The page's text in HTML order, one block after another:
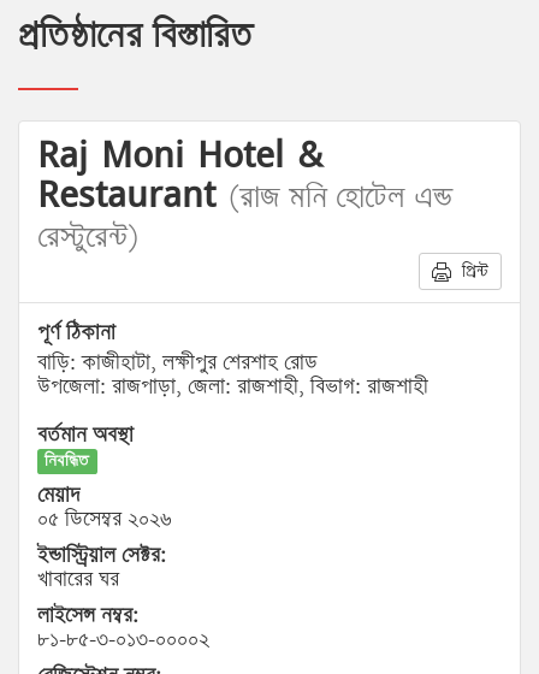
প্রতিষ্ঠানের বিস্তারিত
Raj Moni Hotel &
Restaurant (রাজ মনি হোটেল এন্ড
রেস্টুরেন্ট)
প্রিন্ট
পূর্ণ ঠিকানা
বাড়ি: কাজীহাটা, লক্ষীপুর শেরশাহ রোড
উপজেলা: রাজপাড়া, জেলা: রাজশাহী, বিভাগ: রাজশাহী
বর্তমান অবস্থা
নিবন্ধিত
মেয়াদ
০৫ ডিসেম্বর ২০২৬
ইন্ডাস্ট্রিয়াল সেক্টর:
খাবারের ঘর
লাইসেন্স নম্বর:
৮১-৮৫-৩-০১৩-০০০০২